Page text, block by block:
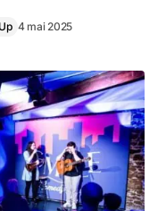
4 mai 2025